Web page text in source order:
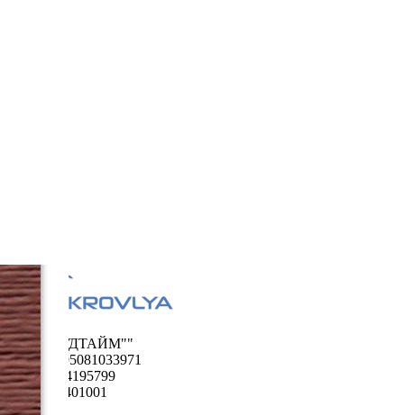
ООО "ФУДТАЙМ""
ОГРН 1195081033971
ИНН 5024195799
КПП 502401001